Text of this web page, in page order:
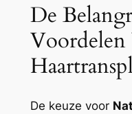
De
De keuze voor